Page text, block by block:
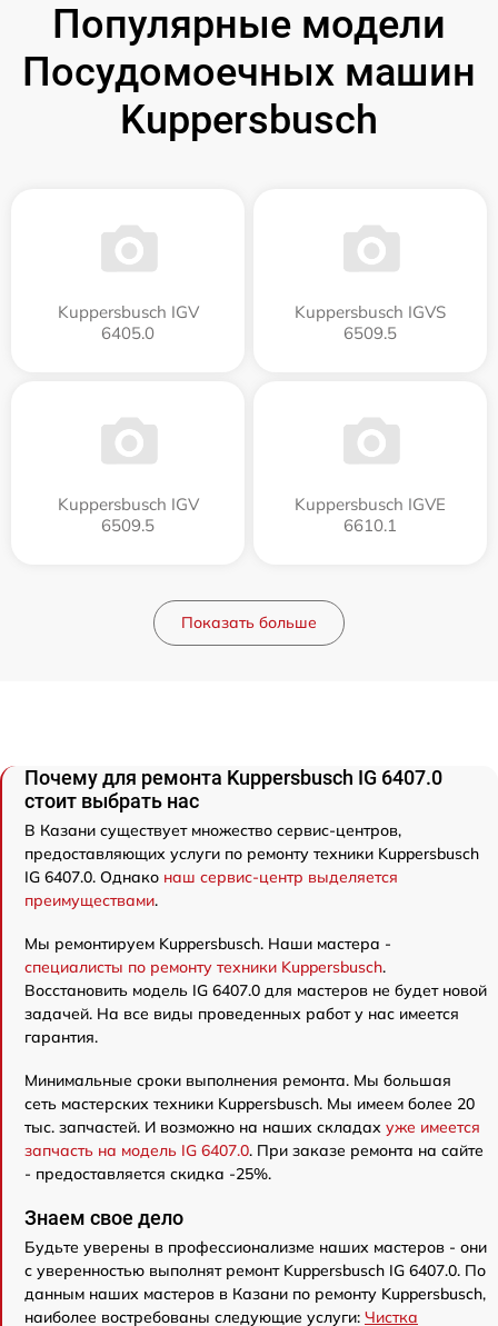
Популярные модели
Посудомоечных машин
Kuppersbusch
Kuppersbusch IGV
6405.0
Kuppersbusch IGVS
6509.5
Kuppersbusch IGV
6509.5
Kuppersbusch IGVE
6610.1
Показать больше
Почему для ремонта Kuppersbusch IG 6407.0
стоит выбрать нас
В Казани существует множество сервис-центров,
предоставляющих услуги по ремонту техники Kuppersbusch
IG 6407.0. Однако наш сервис-центр выделяется
преимуществами.
Мы ремонтируем Kuppersbusch. Наши мастера -
специалисты по ремонту техники Kuppersbusch.
Восстановить модель IG 6407.0 для мастеров не будет новой
задачей. На все виды проведенных работ у нас имеется
гарантия.
Минимальные сроки выполнения ремонта. Мы большая
сеть мастерских техники Kuppersbusch. Мы имеем более 20
тыс. запчастей. И возможно на наших складах уже имеется
запчасть на модель IG 6407.0. При заказе ремонта на сайте
- предоставляется скидка -25%.
Знаем свое дело
Будьте уверены в профессионализме наших мастеров - они
с уверенностью выполнят ремонт Kuppersbusch IG 6407.0. По
данным наших мастеров в Казани по ремонту Kuppersbusch,
наиболее востребованы следующие услуги: Чистка